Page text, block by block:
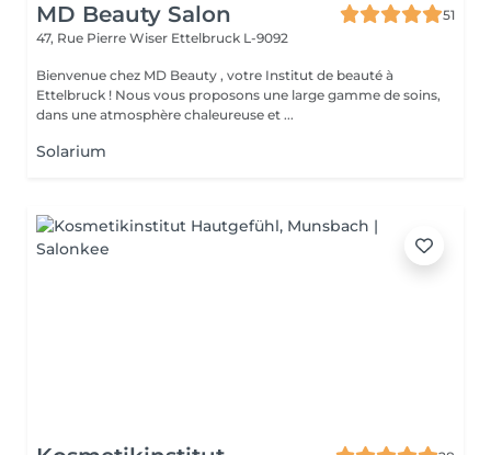
MD Beauty Salon
51
47, Rue Pierre Wiser Ettelbruck L-9092
Bienvenue chez MD Beauty , votre Institut de beauté à
Ettelbruck ! Nous vous proposons une large gamme de soins,
dans une atmosphère chaleureuse et ...
Solarium